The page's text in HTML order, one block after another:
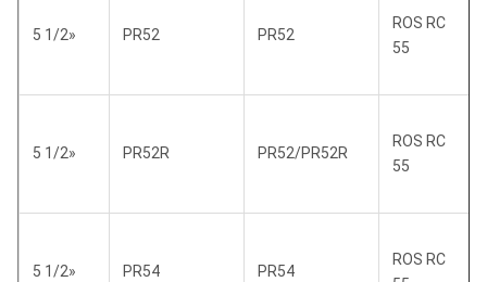
5 1/2» PR52 PR52
ROS RC
55
5 1/2» PR52R PR52/PR52R
ROS RC
55
5 1/2» PR54 PR54
ROS RC